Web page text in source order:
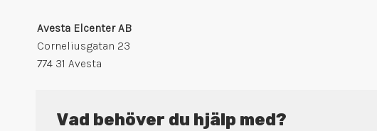
Avesta Elcenter AB
Corneliusgatan 23
774 31 Avesta
Vad behöver du hjälp med?